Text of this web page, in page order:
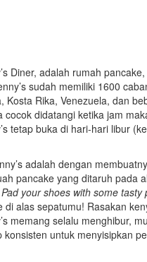
Diner, adalah rumah
sudah memiliki 1600
Rika, Venezuela, dan
didatangi ketika jam
tetap buka di hari-hari libur
adalah dengan
pancake yang ditaruh pada
your shoes with some
di alas sepatumu! Rasakan
memang selalu menghibur,
untuk menyisipkan